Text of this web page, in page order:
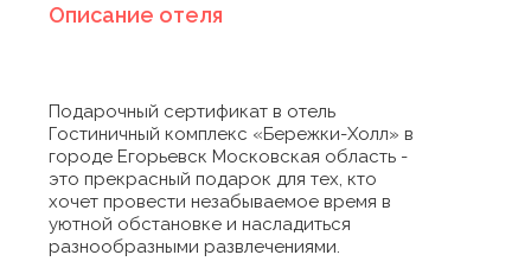
Описание отеля
Подарочный сертификат в отель
Гостиничный комплекс «Бережки-Холл» в
городе Егорьевск Московская область -
это прекрасный подарок для тех, кто
хочет провести незабываемое время в
уютной обстановке и насладиться
разнообразными развлечениями.